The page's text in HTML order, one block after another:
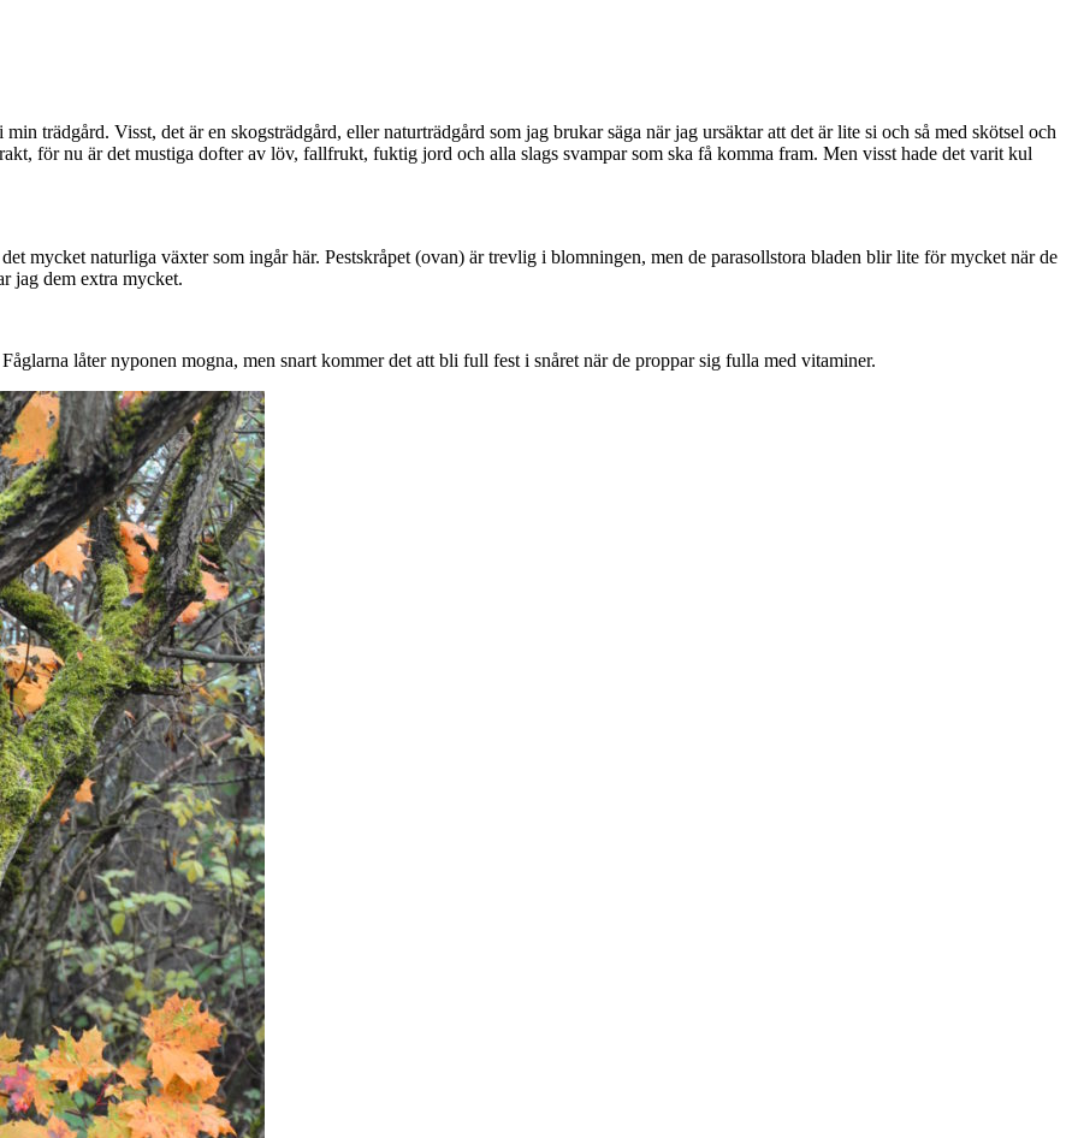
trädgård. Visst, det är en skogsträdgård, eller naturträdgård som jag brukar säga när jag ursäktar att det är lite si och så med skötsel och
för nu är det mustiga dofter av löv, fallfrukt, fuktig jord och alla slags svampar som ska få komma fram. Men visst hade det varit kul
mycket naturliga växter som ingår här. Pestskråpet (ovan) är trevlig i blomningen, men de parasollstora bladen blir lite för mycket när de
jag dem extra mycket.
låter nyponen mogna, men snart kommer det att bli full fest i snåret när de proppar sig fulla med vitaminer.